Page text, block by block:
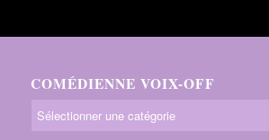
COMÉDIENNE VOIX-OFF